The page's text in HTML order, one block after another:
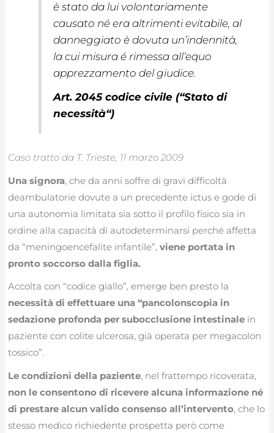
è stato da lui volontariamente
causato né era altrimenti evitabile, al
danneggiato è dovuta un’indennità,
la cui misura é rimessa all’equo
apprezzamento del giudice.
Art. 2045 codice civile (“Stato di
necessità“)
Caso tratto da T. Trieste, 11 marzo 2009
Una signora, che da anni soffre di gravi difficoltà
deambulatorie dovute a un precedente ictus e gode di
una autonomia limitata sia sotto il profilo fisico sia in
ordine alla capacità di autodeterminarsi perché affetta
da “meningoencefalite infantile”,viene portata in
pronto soccorso dalla figlia.
Accolta con “codice giallo”, emerge ben presto la
necessità di effettuare una “pancolonscopia in
sedazione profonda per subocclusione intestinale in
paziente con colite ulcerosa, già operata per megacolon
tossico”.
Le condizioni della paziente, nel frattempo ricoverata,
non le consentono di ricevere alcuna informazione né
di prestare alcun valido consenso all’intervento, che lo
stesso medico richiedente prospetta però come